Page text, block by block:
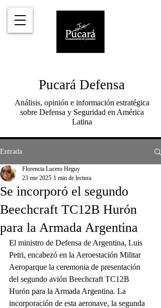
Pucará Defensa
Análisis, opinión e información estratégica
sobre Defensa y Seguridad en América
Latina
Entrada
Se incorporó el segundo
Beechcraft TC12B Hurón
para la Armada Argentina
Florencia Lucero Heguy
23 ene 2025 1 min de lectura
El ministro de Defensa de Argentina, Luis
Petri, encabezó en la Aeroestación Militar
Aeroparque la ceremonia de presentación
del segundo avión Beechcraft TC12B
Hurón para la Armada Argentina. La
incorporación de esta aeronave, la segunda